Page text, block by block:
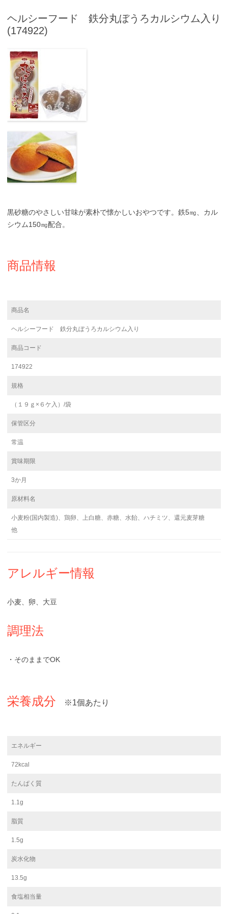
ヘルシーフード 鉄分丸ぼうろカルシウム入り
(174922)
黒砂糖のやさしい甘味が素朴で懐かしいおやつです。鉄5㎎、カル
シウム150㎎配合。
商品情報
商品名
ヘルシーフード 鉄分丸ぼうろカルシウム入り
商品コード
174922
規格
（１９ｇ×６ケ入）/袋
保管区分
常温
賞味期限
3か月
原材料名
小麦粉(国内製造)、鶏卵、上白糖、赤糖、水飴、ハチミツ、還元麦芽糖
他
アレルギー情報
小麦、卵、大豆
調理法
・そのままでOK
栄養成分 ※1個あたり
エネルギー
72kcal
たんぱく質
1.1g
脂質
1.5g
炭水化物
13.5g
食塩相当量